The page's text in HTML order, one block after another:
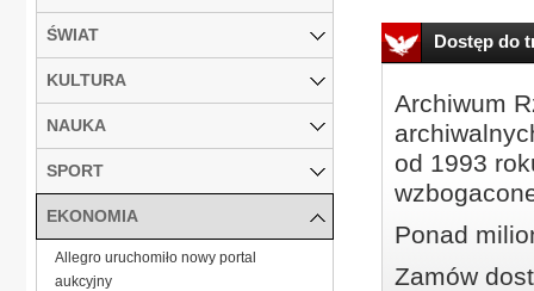
Dostęp do
Archiwum
od 1993
Ponad
Zamów
ŚWIAT
KULTURA
NAUKA
SPORT
EKONOMIA
Allegro uruchomiło nowy portal
aukcyjny